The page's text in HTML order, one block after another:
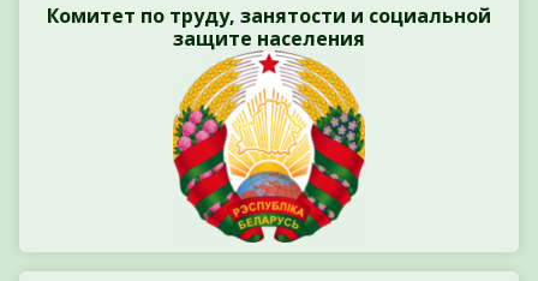
Комитет по труду, занятости и социальной
защите населения